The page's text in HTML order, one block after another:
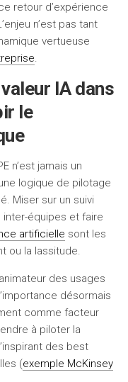
retour d’expérience
n’est pas tant
vertueuse
.
IA dans
le
n’est jamais un
logique de pilotage
Miser sur un suivi
inter-équipes et faire
artificielle sont les
ou la lassitude.
des usages
désormais
comme facteur
à piloter la
des best
(exemple McKinsey